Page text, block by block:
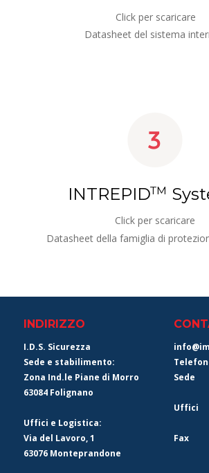
INTREPIDTM
Click per scaricare
Datasheet della famiglia di
Click per scaricare
Datasheet del sistema
INDIRIZZO
I.D.S. Sicurezza
Sede e stabilimento:
Zona Ind.le Piane di Morro
63084 Folignano
Uffici e Logistica:
Via del Lavoro, 1
63076 Monteprandone
Sede
Uffici
Fax